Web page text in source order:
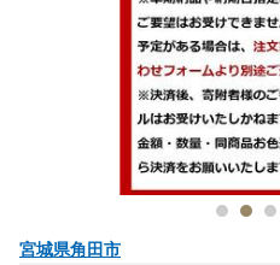
宮城県角田市